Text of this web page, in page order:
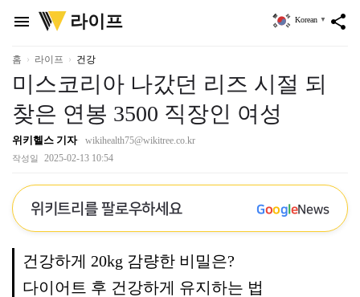
menu
위
키
리
라이프 share
Korean ▼
홈 라이프 건강
미스코리아 나갔던 리즈 시절 되
찾은 연봉 3500 직장인 여성
위키헬스 기자 wikihealth75@wikitree.co.kr
작성일 2025-02-13 10:54
위키트리를 팔로우하세요 GoogleNews
건강하게 20kg 감량한 비밀은?
다이어트 후 건강하게 유지하는 법